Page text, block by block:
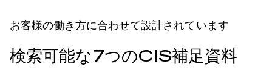
お客様の働き方に合わせて設計されています
検索可能な7つのCIS補足資料